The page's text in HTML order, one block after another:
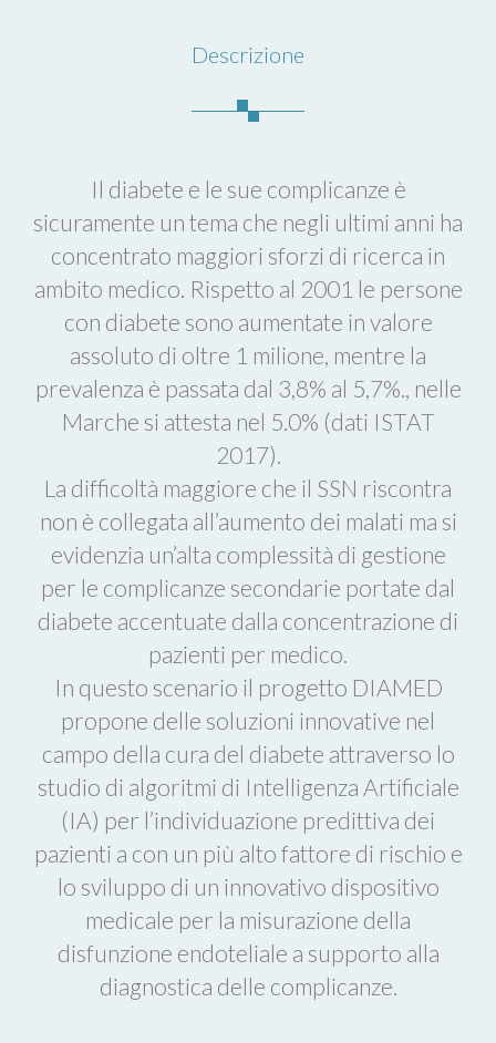
Descrizione
Il diabete e le sue complicanze è
sicuramente un tema che negli ultimi anni ha
concentrato maggiori sforzi di ricerca in
ambito medico. Rispetto al 2001 le persone
con diabete sono aumentate in valore
assoluto di oltre 1 milione, mentre la
prevalenza è passata dal 3,8% al 5,7%., nelle
Marche si attesta nel 5.0% (dati ISTAT
2017).
La difficoltà maggiore che il SSN riscontra
non è collegata all’aumento dei malati ma si
evidenzia un’alta complessità di gestione
per le complicanze secondarie portate dal
diabete accentuate dalla concentrazione di
pazienti per medico.
In questo scenario il progetto DIAMED
propone delle soluzioni innovative nel
campo della cura del diabete attraverso lo
studio di algoritmi di Intelligenza Artificiale
(IA) per l’individuazione predittiva dei
pazienti a con un più alto fattore di rischio e
lo sviluppo di un innovativo dispositivo
medicale per la misurazione della
disfunzione endoteliale a supporto alla
diagnostica delle complicanze.